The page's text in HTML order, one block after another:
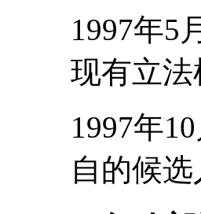
1997年5
现有立
1997年
自的候选